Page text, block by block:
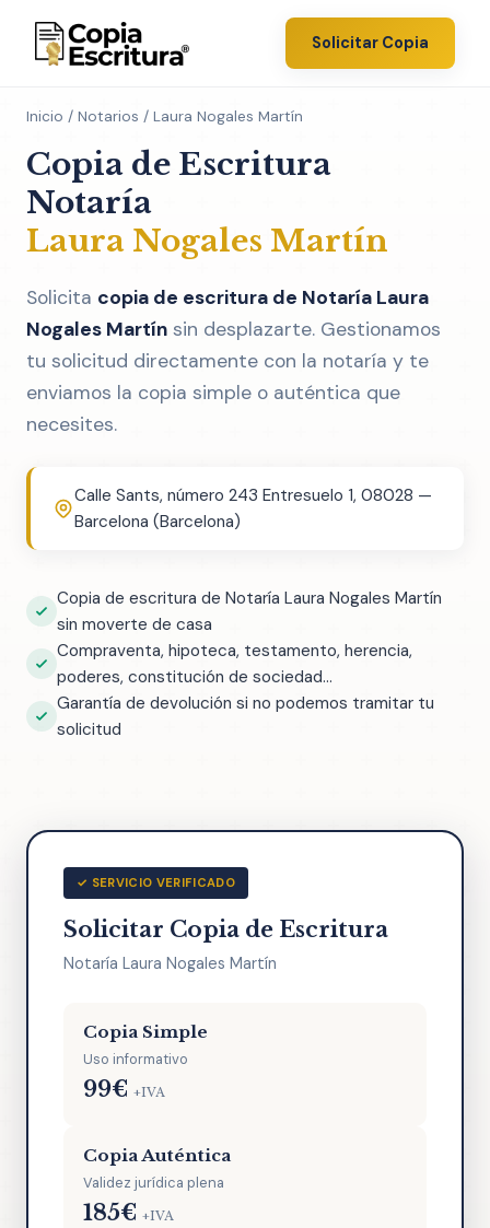
Solicitar Copia
Inicio / Notarios / Laura Nogales Martín
Copia de Escritura
Notaría
Laura Nogales Martín
Solicita copia de escritura de Notaría Laura
Nogales Martín sin desplazarte. Gestionamos
tu solicitud directamente con la notaría y te
enviamos la copia simple o auténtica que
necesites.
Calle Sants, número 243 Entresuelo 1, 08028 —
Barcelona (Barcelona)
Copia de escritura de Notaría Laura Nogales Martín
sin moverte de casa
Compraventa, hipoteca, testamento, herencia,
poderes, constitución de sociedad...
Garantía de devolución si no podemos tramitar tu
solicitud
✓ SERVICIO VERIFICADO
Solicitar Copia de Escritura
Notaría Laura Nogales Martín
Copia Simple
Uso informativo
99€ +IVA
Copia Auténtica
Validez jurídica plena
185€ +IVA